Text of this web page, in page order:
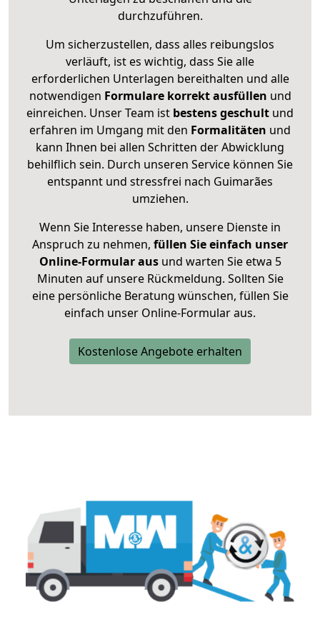
durchzuführen.
Um sicherzustellen, dass alles reibungslos
verläuft, ist es wichtig, dass Sie alle
erforderlichen Unterlagen bereithalten und alle
notwendigen Formulare korrekt ausfüllen und
einreichen. Unser Team ist bestens geschult und
erfahren im Umgang mit den Formalitäten und
kann Ihnen bei allen Schritten der Abwicklung
behilflich sein. Durch unseren Service können Sie
entspannt und stressfrei nach Guimarães
umziehen.
Wenn Sie Interesse haben, unsere Dienste in
Anspruch zu nehmen, füllen Sie einfach unser
Online-Formular ausund warten Sie etwa 5
Minuten auf unsere Rückmeldung. Sollten Sie
eine persönliche Beratung wünschen, füllen Sie
einfach unser Online-Formular aus.
Kostenlose Angebote erhalten